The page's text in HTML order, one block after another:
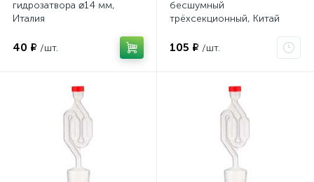
гидрозатвора ⌀14 мм,
Италия
40 ₽ /шт.
бесшумный
трёхсекционный, Китай
105 ₽ /шт.